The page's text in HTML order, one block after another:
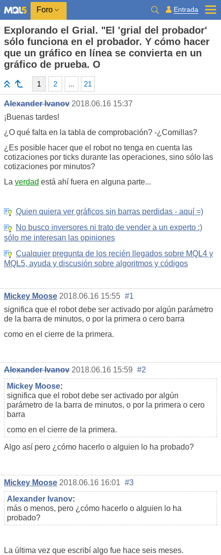
Foro Entrada
Explorando el Grial. "El 'grial del probador'
sólo funciona en el probador. Y cómo hacer
que un gráfico en línea se convierta en un
gráfico de prueba. O
1 2 ... 21
Alexander Ivanov 2018.06.16 15:37
¡Buenas tardes!
¿O qué falta en la tabla de comprobación? -¿Comillas?
¿Es posible hacer que el robot no tenga en cuenta las
cotizaciones por ticks durante las operaciones, sino sólo las
cotizaciones por minutos?
La verdad está ahí fuera en alguna parte...
Quien quiera ver gráficos sin barras perdidas - aquí =)
No busco inversores ni trato de vender a un experto :)
sólo me interesan las opiniones
Cualquier pregunta de los recién llegados sobre MQL4 y
MQL5, ayuda y discusión sobre algoritmos y códigos
Mickey Moose 2018.06.16 15:55 #1
significa que el robot debe ser activado por algún parámetro
de la barra de minutos, o por la primera o cero barra
como en el cierre de la primera.
Alexander Ivanov 2018.06.16 15:59 #2
Mickey Moose:
significa que el robot debe ser activado por algún
parámetro de la barra de minutos, o por la primera o cero
barra
como en el cierre de la primera.
Algo así pero ¿cómo hacerlo o alguien lo ha probado?
Mickey Moose 2018.06.16 16:01 #3
Alexander Ivanov:
más o menos, pero ¿cómo hacerlo o alguien lo ha
probado?
La última vez que escribí algo fue hace seis meses.